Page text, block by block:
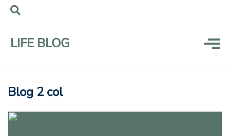
LIFE BLOG
Blog 2 col